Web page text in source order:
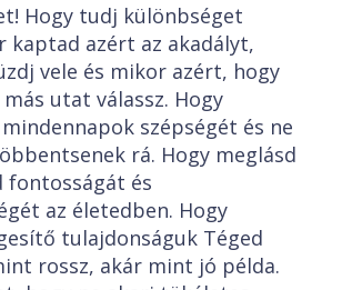
Hogy tudj különbséget
kaptad azért az akadályt,
vele és mikor azért, hogy
utat válassz. Hogy
szépségét és ne
rá. Hogy meglásd
fontosságát és
az életedben. Hogy
tulajdonságuk Téged
rossz, akár mint jó példa.